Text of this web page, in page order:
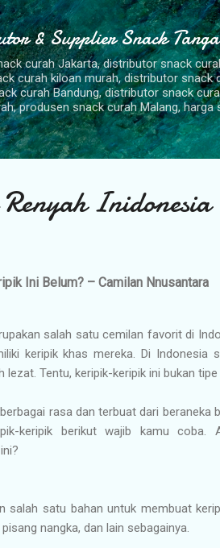
Langsung ke konten utama
& Supplier Snack
curah Jakarta, distributor snack
curah kiloan murah, distributor snack
curah Bandung, distributor snack
produsen snack curah Malang, harga
Ini Belum? – Camilan Nnusantara
salah satu cemilan favorit di
keripik khas mereka. Di Indonesia
lezat. Tentu, keripik-keripik ini bukan
rasa dan terbuat dari beraneka
keripik berikut wajib kamu
salah satu bahan untuk membuat
nangka, dan lain sebagainya.